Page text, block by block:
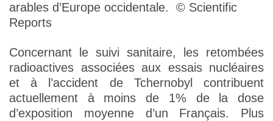
arables d’Europe occidentale. © Scientific
Reports
Concernant le suivi sanitaire, les retombées
radioactives associées aux essais nucléaires
et à l’accident de Tchernobyl contribuent
actuellement à moins de 1% de la dose
d’exposition moyenne d’un Français. Plus